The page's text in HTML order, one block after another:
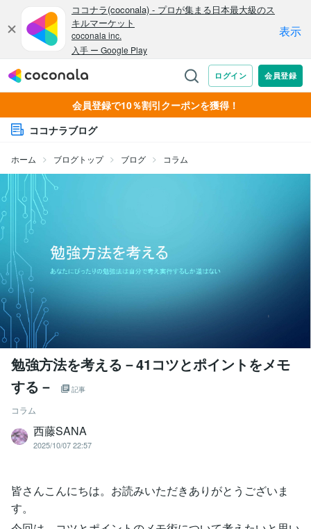
会員登録で10％割引クーポンを獲得！
ココナラブログ
ホーム ブログトップ ブログ コラム
勉強方法を考える－41コツとポイントをメモ
する－
記事
コラム
西藤SANA
2025/10/07 22:57
皆さんこんにちは。お読みいただきありがとうございま
す。